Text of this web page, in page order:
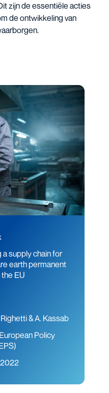
zijn de essentiële acties
de ontwikkeling van
a supply chain for
earth permanent
EU
& A. Kassab
Policy